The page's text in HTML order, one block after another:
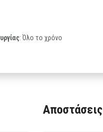
: Όλο το χρόνο
Αποστάσεις